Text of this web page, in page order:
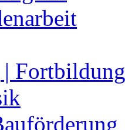
Fortbildung